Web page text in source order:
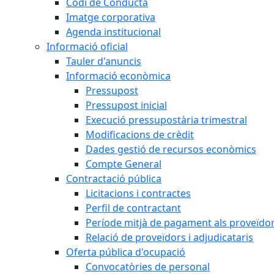
Imatge corporativa
Agenda institucional
Informació oficial
Tauler d'anuncis
Informació econòmica
Pressupost
Pressupost inicial
Execució pressupostària trimestral
Modificacions de crèdit
Dades gestió de recursos econòmics
Compte General
Contractació pública
Licitacions i contractes
Perfil de contractant
Període mitjà de pagament als
Relació de proveïdors i adjudicataris
Oferta pública d'ocupació
Convocatòries de personal